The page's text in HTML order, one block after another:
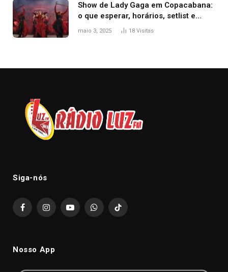
Show de Lady Gaga em Copacabana:
o que esperar, horários, setlist e
onde assistir
maio 3, 2025 18 Visitas
Siga-nós
FacebookInstagramYouTubeWhatsAppTikTok
Nosso App